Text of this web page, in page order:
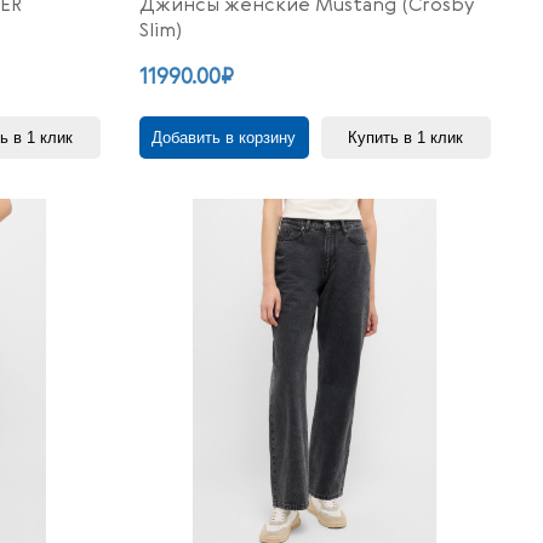
в 1 клик
Джинсы женские Mustang (Crosby
Slim)
11990.00₽
Добавить в корзину Купить в 1 клик